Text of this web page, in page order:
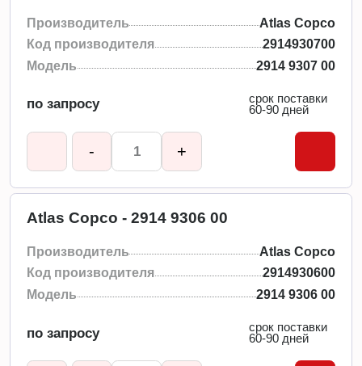
Производитель
Atlas Copco
Код производителя
2914930700
Модель
2914 9307 00
по запросу
срок поставки
60-90 дней
- +
Atlas Copco - 2914 9306 00
Производитель
Atlas Copco
Код производителя
2914930600
Модель
2914 9306 00
по запросу
срок поставки
60-90 дней